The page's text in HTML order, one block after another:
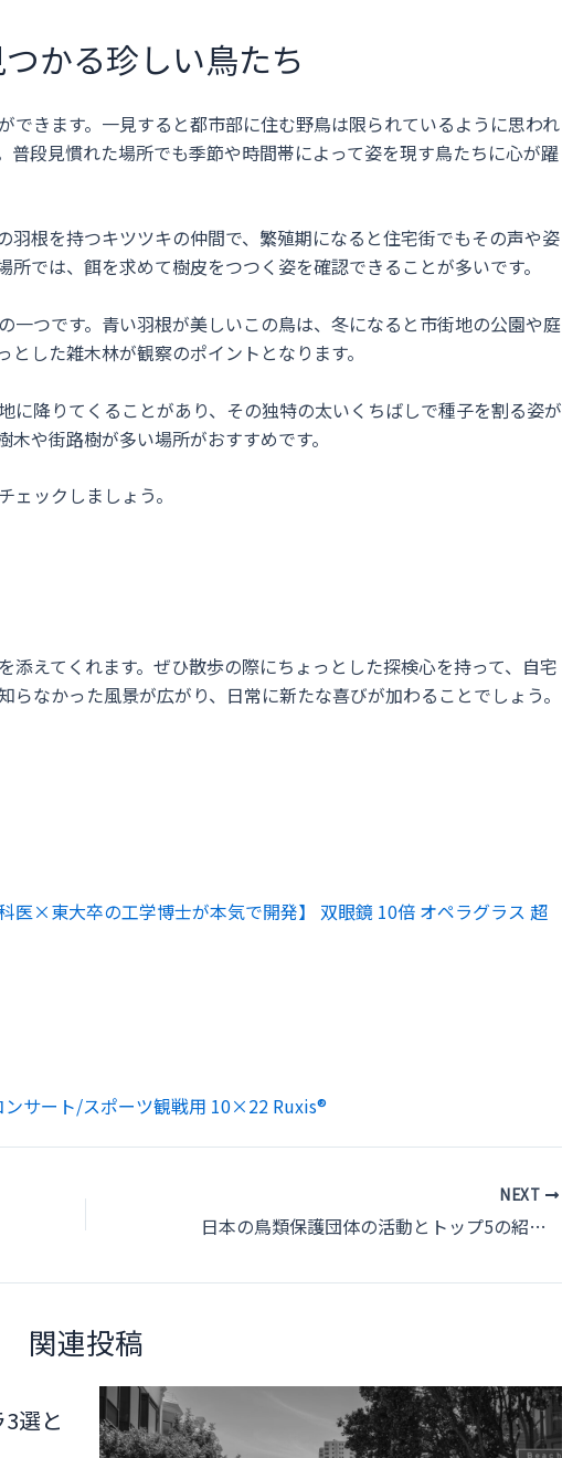
かる珍しい鳥たち
きます。一見すると都市部に住む野鳥は限られているように思われ
段見慣れた場所でも季節や時間帯によって姿を現す鳥たちに心が躍
羽根を持つキツツキの仲間で、繁殖期になると住宅街でもその声や姿
では、餌を求めて樹皮をつつく姿を確認できることが多いです。
つです。青い羽根が美しいこの鳥は、冬になると市街地の公園や庭
した雑木林が観察のポイントとなります。
に降りてくることがあり、その独特の太いくちばしで種子を割る姿が
や街路樹が多い場所がおすすめです。
ックしましょう。
えてくれます。ぜひ散歩の際にちょっとした探検心を持って、自宅
なかった風景が広がり、日常に新たな喜びが加わることでしょう。
科医×東大卒の工学博士が本気で開発】 双眼鏡 10倍 オペラグラス 超
サート/スポーツ観戦用 10×22 Ruxis®
NEXT
日本の鳥類保護団体の活動とトップ5の紹介 – 自然環境を守るためにできること
関連投稿
選と